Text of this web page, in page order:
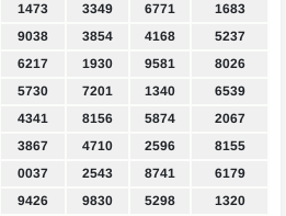
1473 3349 6771
1683
9038 3854 4168
5237
6217 1930 9581
8026
5730 7201 1340
6539
4341 8156 5874
2067
3867 4710 2596
8155
0037 2543 8741
6179
9426 9830 5298
1320